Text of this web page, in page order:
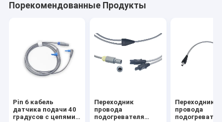
Порекомендованные Продукты
Pin 6 кабель
датчика подачи 40
градусов с цепями
Переходник
провода
подогревателя
Переходник
провода